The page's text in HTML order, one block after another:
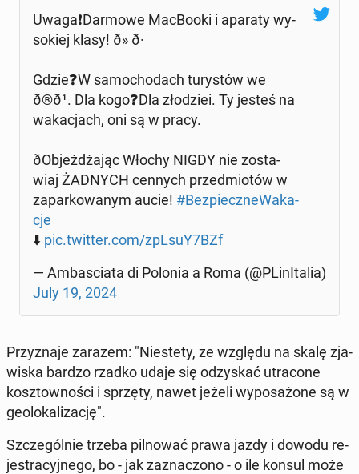
Uwa­ga­❗️Dar­mo­we Mac­Bo­oki i aparaty wy­
so­kiej klasy! ð» ð·
Gdzie❓W sa­mo­cho­dach tu­ry­stów we
ð®ð¹. Dla ko­go­❓Dla zło­dziei. Ty jesteś na
wa­ka­cjach, oni są w pracy.
ðO­bjeż­dża­jąc Włochy NIGDY nie zo­sta­
wiaj ŻADNYCH cennych przed­mio­tów w
za­par­ko­wa­nym aucie! #Bez­piecz­ne­Wa­ka­
cje
⬇️ pic.twitter.com/zpLsuY7BZf
— Am­ba­scia­ta di Polonia a Roma (@PLi­nI­ta­lia)
July 19, 2024
Przy­zna­je zarazem: "Nie­ste­ty, ze względu na skalę zja­
wi­ska bardzo rzadko udaje się od­zy­skać utra­co­ne
kosz­tow­no­ści i sprzęty, nawet jeżeli wy­po­sa­żo­ne są w
geo­lo­ka­li­za­cję".
Szcze­gól­nie trzeba pil­no­wać prawa jazdy i dowodu re­
je­stra­cyj­ne­go, bo - jak za­zna­czo­no - o ile konsul może